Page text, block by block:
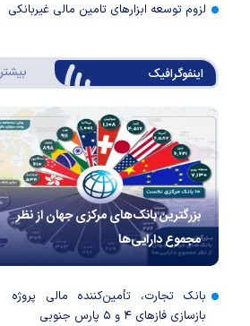
لزوم توسعه ابزارهای تامین مالی غیربانکی
اینفوگرافیک بیشتر
بزرگترین بانک‌های مرکزی جهان از نظر
مجموع دارایی‌ها
بانک تجارت، تأمین‌کننده مالی پروژه
بازسازی فاز‌های ۴ و ۵ پارس جنوبی